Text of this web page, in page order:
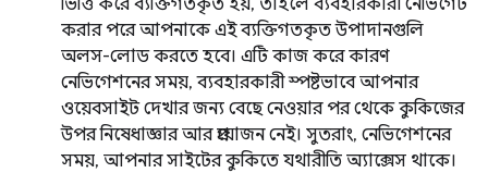
ভিত্তি করে ব্যক্তিগতকৃত হয়, তাহলে ব্যবহারকারী নেভিগেট
করার পরে আপনাকে এই ব্যক্তিগতকৃত উপাদানগুলি
অলস-লোড করতে হবে। এটি কাজ করে কারণ
নেভিগেশনের সময়, ব্যবহারকারী স্পষ্টভাবে আপনার
ওয়েবসাইট দেখার জন্য বেছে নেওয়ার পর থেকে কুকিজের
উপর নিষেধাজ্ঞার আর প্রয়োজন নেই। সুতরাং, নেভিগেশনের
সময়, আপনার সাইটের কুকিতে যথারীতি অ্যাক্সেস থাকে।